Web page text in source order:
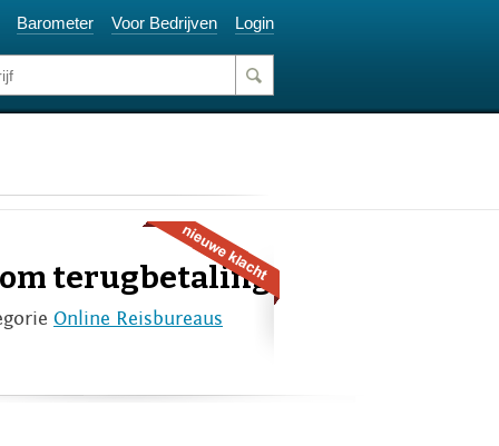
Barometer Voor Bedrijven Login
terugbetaling
Online Reisbureaus